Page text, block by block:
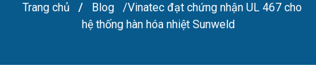
Trang chủ / Blog
/Vinatec đạt chứng nhận UL 467 cho
hệ thống hàn hóa nhiệt Sunweld